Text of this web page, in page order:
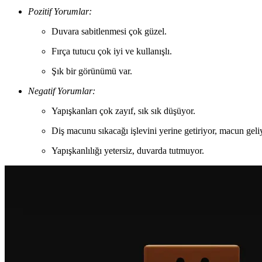
Pozitif Yorumlar:
Duvara sabitlenmesi çok güzel.
Fırça tutucu çok iyi ve kullanışlı.
Şık bir görünümü var.
Negatif Yorumlar:
Yapışkanları çok zayıf, sık sık düşüyor.
Diş macunu sıkacağı işlevini yerine getiriyor, macun
Yapışkanlılığı yetersiz, duvarda tutmuyor.